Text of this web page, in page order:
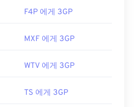
F4P 에게 3GP
MXF 에게 3GP
WTV 에게 3GP
TS 에게 3GP